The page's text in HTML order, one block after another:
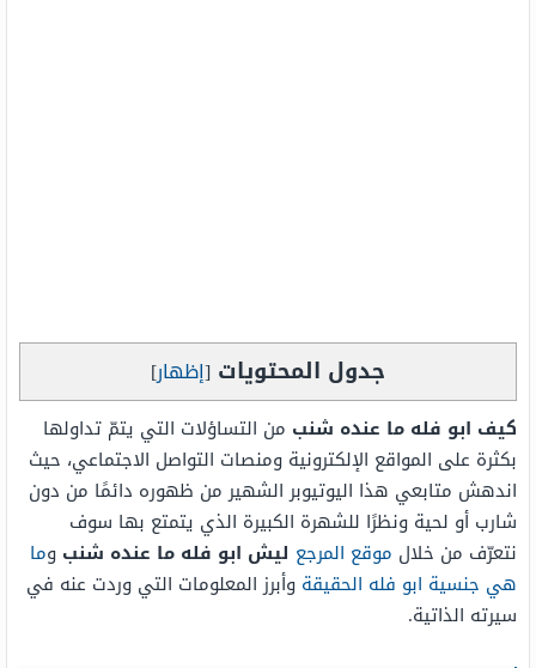
جدول المحتويات [إظهار]
كيف ابو فله ما عنده شنب من التساؤلات التي يتمّ تداولها
بكثرة على المواقع الإلكترونية ومنصات التواصل الاجتماعي، حيث
اندهش متابعي هذا اليوتيوبر الشهير من ظهوره دائمًا من دون
شارب أو لحية ونظرًا للشهرة الكبيرة الذي يتمتع بها سوف
نتعرّف من خلال موقع المرجع ليش ابو فله ما عنده شنب وما
هي جنسية ابو فله الحقيقة وأبرز المعلومات التي وردت عنه في
سيرته الذاتية.